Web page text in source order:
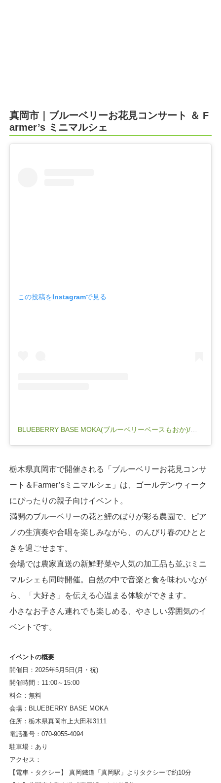
真岡市｜ブルーベリーお花見コンサート ＆ F
armer’s ミニマルシェ
この投稿をInstagramで見る
BLUEBERRY BASE MOKA(ブルーベリーベースもおか)/栃木観光/栃木県(@blueberry_base_moka)がシェアした投稿
栃木県真岡市で開催される「ブルーベリーお花見コンサ
ート＆Farmer’sミニマルシェ」は、ゴールデンウィーク
にぴったりの親子向けイベント。
満開のブルーベリーの花と鯉のぼりが彩る農園で、ピア
ノの生演奏や合唱を楽しみながら、のんびり春のひとと
きを過ごせます。
会場では農家直送の新鮮野菜や人気の加工品も並ぶミニ
マルシェも同時開催。自然の中で音楽と食を味わいなが
ら、「大好き」を伝える心温まる体験ができます。
小さなお子さん連れでも楽しめる、やさしい雰囲気のイ
ベントです。
イベントの概要
開催日：2025年5月5日(月・祝)
開催時間：11:00～15:00
料金：無料
会場：BLUEBERRY BASE MOKA
住所：栃木県真岡市上大田和3111
電話番号：070-9055-4094
駐車場：あり
アクセス：
【電車・タクシー】 真岡鐵道「真岡駅」よりタクシーで約10分